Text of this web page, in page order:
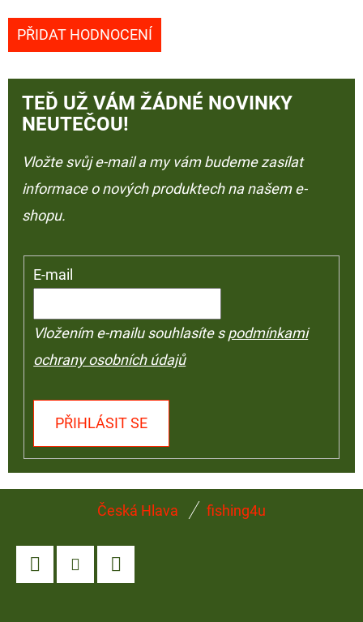
PŘIDAT HODNOCENÍ
TEĎ UŽ VÁM ŽÁDNÉ NOVINKY
NEUTEČOU!
Vložte svůj e-mail a my vám budeme zasílat
informace o nových produktech na našem e-
shopu.
E-mail
Vložením e-mailu souhlasíte spodmínkami
ochrany osobních údajů
PŘIHLÁSIT SE
Česká Hlava fishing4u